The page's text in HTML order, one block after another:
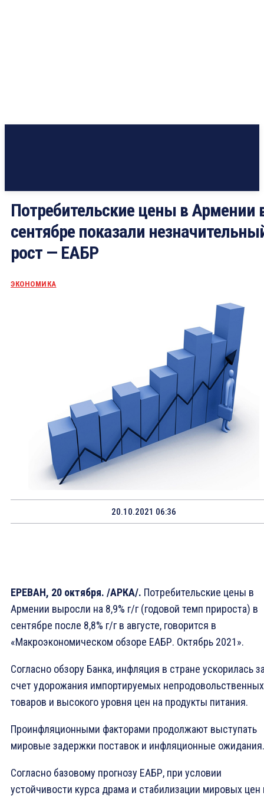
Потребительские цены в Армении
сентябре показали
рост — ЕАБР
ЭКОНОМИКА
20.10.2021 06:36
ЕРЕВАН, 20 октября. /АРКА/. Потребительские цены в
Армении выросли на 8,9% г/г (годовой темп прироста) в
сентябре после 8,8% г/г в августе, говорится в
«Макроэкономическом обзоре ЕАБР. Октябрь 2021».
Согласно обзору Банка, инфляция в стране ускорилась
счет удорожания импортируемых непродовольственных
товаров и высокого уровня цен на продукты питания.
Проинфляционными факторами продолжают выступать
мировые задержки поставок и инфляционные ожидания.
Согласно базовому прогнозу ЕАБР, при условии
устойчивости курса драма и стабилизации мировых цен